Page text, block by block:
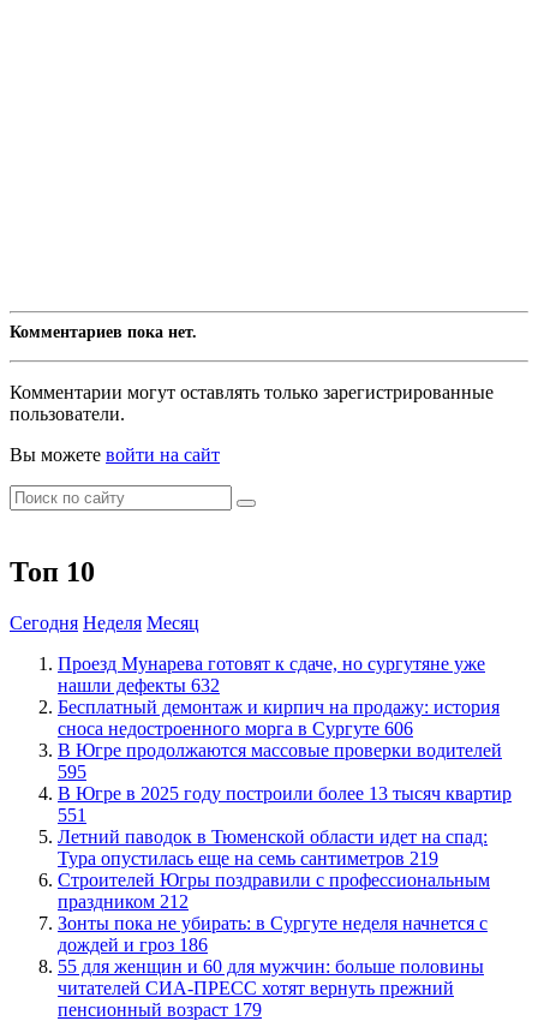
Комментариев пока нет.
Комментарии могут оставлять только зарегистрированные
пользователи.
Вы можете войти на сайт
Топ 10
Сегодня Неделя Месяц
​Проезд Мунарева готовят к сдаче, но сургутяне уже
нашли дефекты 632
​Бесплатный демонтаж и кирпич на продажу: история
сноса недостроенного морга в Сургуте 606
​В Югре продолжаются массовые проверки водителей
595
​В Югре в 2025 году построили более 13 тысяч квартир
551
​Летний паводок в Тюменской области идет на спад:
Тура опустилась еще на семь сантиметров 219
​Строителей Югры поздравили с профессиональным
праздником 212
​Зонты пока не убирать: в Сургуте неделя начнется с
дождей и гроз 186
​55 для женщин и 60 для мужчин: больше половины
читателей СИА-ПРЕСС хотят вернуть прежний
пенсионный возраст 179